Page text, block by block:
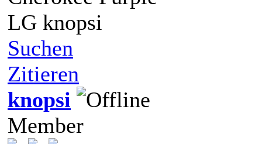
LG knopsi
Suchen
Zitieren
knopsi
Member